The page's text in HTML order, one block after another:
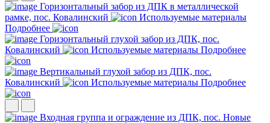
Горизонтальный забор из ДПК в металлической
рамке, пос. Ковалинский
Используемые материалы
Подробнее
Горизонтальный глухой забор из ДПК, пос.
Ковалинский
Используемые материалы Подробнее
Вертикальный глухой забор из ДПК, пос.
Ковалинский
Используемые материалы Подробнее
Входная группа и ограждение из ДПК, пос. Новые